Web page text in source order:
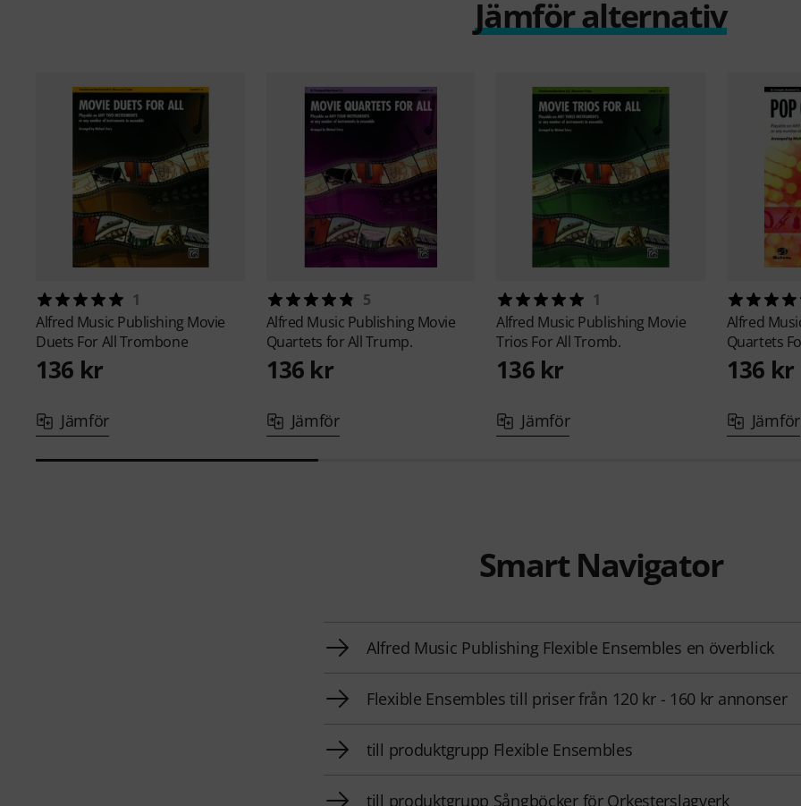
Jämför alternativ
1
Alfred Music Publishing Movie
Duets For All Trombone
136 kr
Jämför
5
Alfred Music Publishing Movie
Quartets for All Trump.
136 kr
Jämför
1
Alfred Music Publishing Movie
Trios For All Tromb.
136 kr
Jämför
Alfred
Quartets
136 kr
Jämför
Smart Navigator
Alfred Music Publishing Flexible Ensembles en överblick
Flexible Ensembles till priser från 120 kr - 160 kr annonser
till produktgrupp Flexible Ensembles
till produktgrupp Sångböcker för Orkesterslagverk